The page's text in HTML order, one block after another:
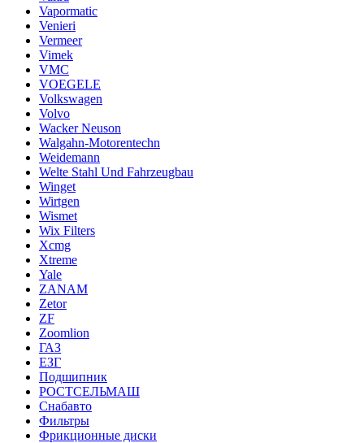
Vapormatic
Venieri
Vermeer
Vimek
VMC
VOEGELE
Volkswagen
Volvo
Wacker Neuson
Walgahn-Motorentechn
Weidemann
Welte Stahl Und Fahrzeugbau
Winget
Wirtgen
Wismet
Wix Filters
Xcmg
Xtreme
Yale
ZANAM
Zetor
ZF
Zoomlion
ГАЗ
ЕЗГ
Подшипник
РОСТСЕЛЬМАШ
Снабавто
Фильтры
Фрикционные диски